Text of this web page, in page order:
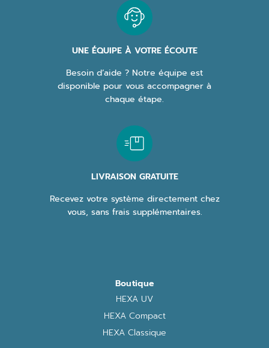
UNE ÉQUIPE À VOTRE ÉCOUTE
Besoin d’aide ? Notre équipe est
disponible pour vous accompagner à
chaque étape.
LIVRAISON GRATUITE
Recevez votre système directement chez
vous, sans frais supplémentaires.
Boutique
HEXA UV
HEXA Compact
HEXA Classique